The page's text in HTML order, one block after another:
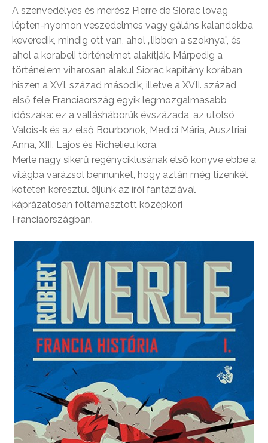
A szenvedélyes és merész Pierre de Siorac lovag
lépten-nyomon veszedelmes vagy gáláns kalandokba
keveredik, mindig ott van, ahol „libben a szoknya”, és
ahol a korabeli történelmet alakítják. Márpedig a
történelem viharosan alakul Siorac kapitány korában,
hiszen a XVI. század második, illetve a XVII. század
első fele Franciaország egyik legmozgalmasabb
időszaka: ez a vallásháborúk évszázada, az utolsó
Valois-k és az első Bourbonok, Medici Mária, Ausztriai
Anna, XIII. Lajos és Richelieu kora.
Merle nagy sikerű regényciklusának első könyve ebbe a
világba varázsol bennünket, hogy aztán még tizenkét
köteten keresztül éljünk az írói fantáziával
káprázatosan föltámasztott középkori
Franciaországban.